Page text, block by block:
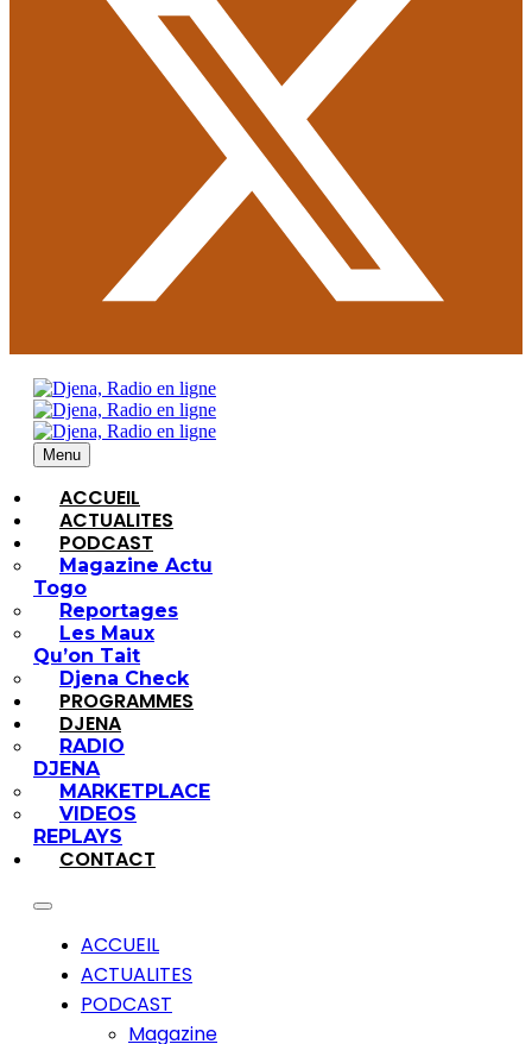
Menu
ACCUEIL
ACTUALITES
PODCAST
Magazine Actu
Togo
Reportages
Les Maux
Qu’on Tait
Djena Check
PROGRAMMES
DJENA
RADIO
DJENA
MARKETPLACE
VIDEOS
REPLAYS
CONTACT
ACCUEIL
ACTUALITES
PODCAST
Magazine